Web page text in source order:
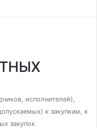
исполнителей),
к закупкам, к
закупок